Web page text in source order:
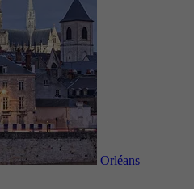
Orléans